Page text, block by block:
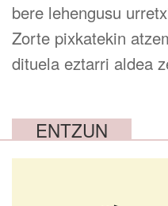
bere lehengusu
Zorte pixkatekin
dituela eztarri aldea
ENTZUN